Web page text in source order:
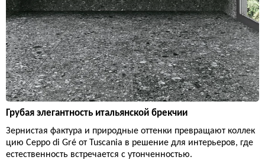
Грубая элегантность итальянской брекчии
Зернистая фактура и природные оттенки превращают коллек
цию Ceppo di Gré от Tuscania в решение для интерьеров, где
естественность встречается с утонченностью.